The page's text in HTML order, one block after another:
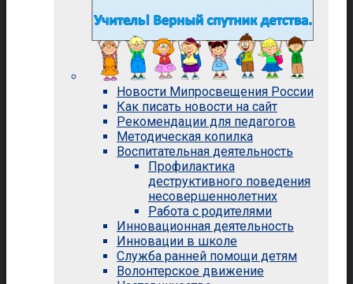
Новости Мипросвещения России
Как писать новости на сайт
Рекомендации для педагогов
Методическая копилка
Воспитательная деятельность
Профилактика
деструктивного поведения
несовершеннолетних
Работа с родителями
Инновационная деятельность
Инновации в школе
Служба ранней помощи детям
Волонтерское движение